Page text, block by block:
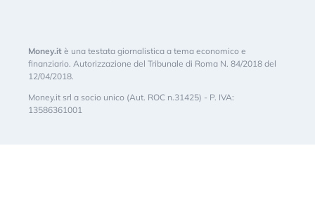
Money.it è una testata giornalistica a tema economico e
finanziario. Autorizzazione del Tribunale di Roma N. 84/2018 del
12/04/2018.
Money.it srl a socio unico (Aut. ROC n.31425) - P. IVA:
13586361001